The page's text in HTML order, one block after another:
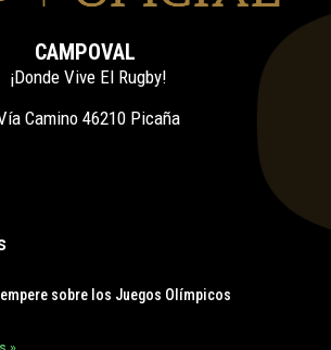
CAMPOVAL
¡Donde Vive El Rugby!
Camino 46210 Picaña
sobre los Juegos Olímpicos